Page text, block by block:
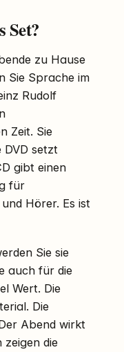
Set?
zu Hause
Sie Sprache im
Rudolf
Zeit. Sie
DVD setzt
gibt einen
für
Hörer. Es ist
Sie sie
auch für die
Wert. Die
Die
Abend wirkt
zeigen die